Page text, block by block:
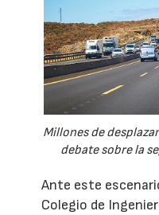
Millones de
debate sobre la
Ante este
Colegio de